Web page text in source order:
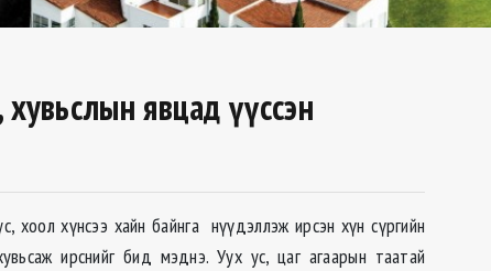
явцад үүссэн
хоол хүнсээ хайн байнга нүүдэллэж ирсэн хүн сүргийн
ирснийг бид мэднэ. Уух ус, цаг агаарын таатай